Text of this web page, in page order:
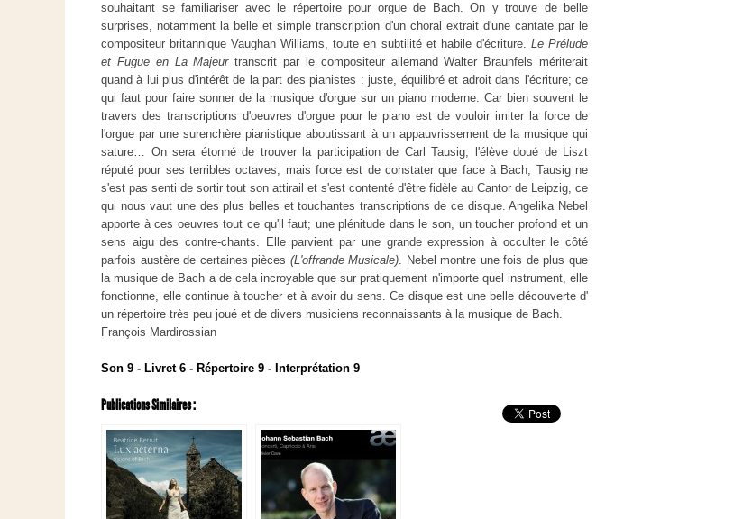
souhaitant se familiariser avec le répertoire pour orgue de Bach. On y trouve de belle
surprises, notamment la belle et simple transcription d'un choral extrait d'une cantate par le
compositeur britannique Vaughan Williams, toute en subtilité et habile d'écriture. Le Prélude
et Fugue en La Majeurtranscrit par le compositeur allemand Walter Braunfels mériterait
quand à lui plus d'intérêt de la part des pianistes : juste, équilibré et adroit dans l'écriture; ce
qui faut pour faire sonner de la musique d'orgue sur un piano moderne. Car bien souvent le
travers des transcriptions d'oeuvres d'orgue pour le piano est de vouloir imiter la force de
l'orgue par une surenchère pianistique aboutissant à un appauvrissement de la musique qui
sature… On sera étonné de trouver la participation de Carl Tausig, l'élève doué de Liszt
réputé pour ses terribles octaves, mais force est de constater que face à Bach, Tausig ne
s'est pas senti de sortir tout son attirail et s'est contenté d'être fidèle au Cantor de Leipzig, ce
qui nous vaut une des plus belles et touchantes transcriptions de ce disque. Angelika Nebel
apporte à ces oeuvres tout ce qu'il faut; une plénitude dans le son, un toucher profond et un
sens aigu des contre-chants. Elle parvient par une grande expression à occulter le côté
parfois austère de certaines pièces (L'offrande Musicale). Nebel montre une fois de plus que
la musique de Bach a de cela incroyable que sur pratiquement n'importe quel instrument, elle
fonctionne, elle continue à toucher et à avoir du sens. Ce disque est une belle découverte d'
un répertoire très peu joué et de divers musiciens reconnaissants à la musique de Bach.
François Mardirossian
Son 9 - Livret 6 - Répertoire 9 - Interprétation 9
Publications Similaires :